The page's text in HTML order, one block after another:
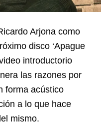
Arjona como
disco ‘Apague
introductorio
las razones por
forma acústico
a lo que hace
mismo.